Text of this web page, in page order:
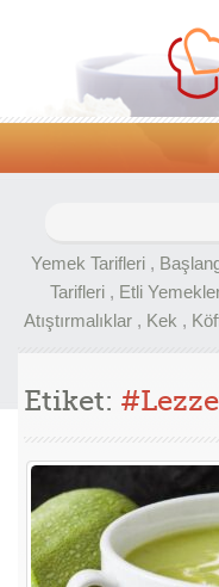
Yemek Tarifleri,
Tarifleri , Etli
Atıştırmalıklar , Kek ,
Etiket: